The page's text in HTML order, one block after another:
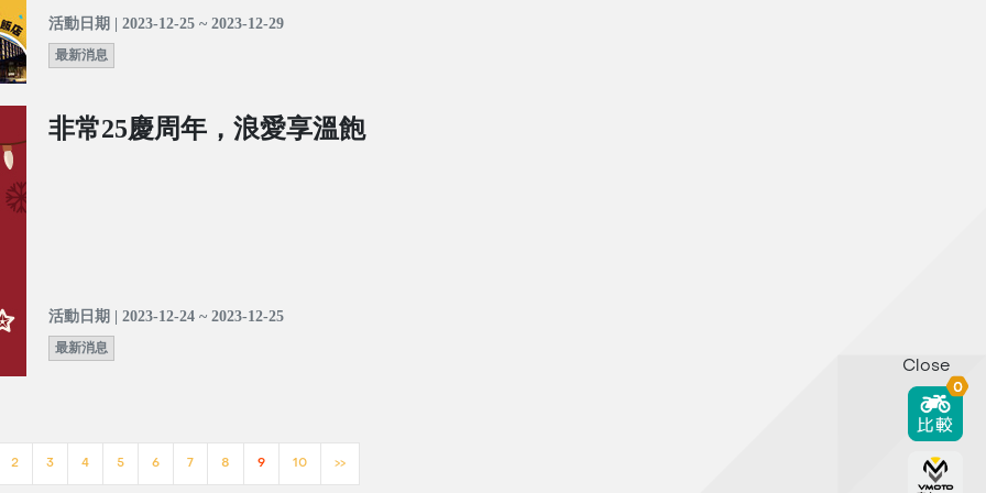
活動日期 | 2023-12-25 ~ 2023-12-29
最新消息
非常25慶周年，浪愛享溫飽
活動日期 | 2023-12-24 ~ 2023-12-25
最新消息
2 3 4 5 6 7 8 9 10 >>
Close
0